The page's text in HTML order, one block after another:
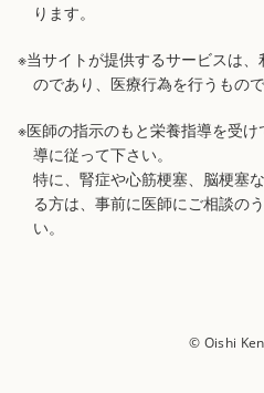
ります。
※当サイトが提供するサービスは
のであり、医療行為を行うもの
※医師の指示のもと栄養指導を受
導に従って下さい。
特に、腎症や心筋梗塞、脳梗塞
る方は、事前に医師にご相談の
い。
© Oishi